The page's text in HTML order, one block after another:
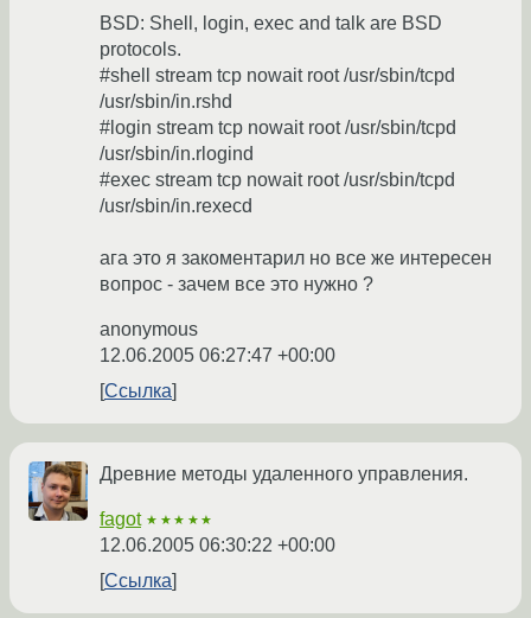
BSD: Shell, login, exec and talk are BSD
protocols.
#shell stream tcp nowait root /usr/sbin/tcpd
/usr/sbin/in.rshd
#login stream tcp nowait root /usr/sbin/tcpd
/usr/sbin/in.rlogind
#exec stream tcp nowait root /usr/sbin/tcpd
/usr/sbin/in.rexecd
ага это я закоментарил но все же интересен
вопрос - зачем все это нужно ?
anonymous
12.06.2005 06:27:47 +00:00
Ссылка
Древние методы удаленного управления.
fagot ★★★★★
12.06.2005 06:30:22 +00:00
Ссылка